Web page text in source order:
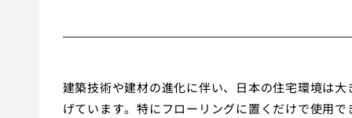
建築技術や建材の進化に伴い、日本の住宅環境は
げています。特にフローリングに置くだけで使用